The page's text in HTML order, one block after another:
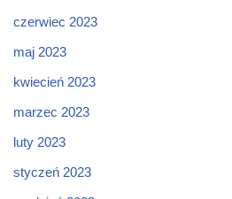
czerwiec 2023
maj 2023
kwiecień 2023
marzec 2023
luty 2023
styczeń 2023